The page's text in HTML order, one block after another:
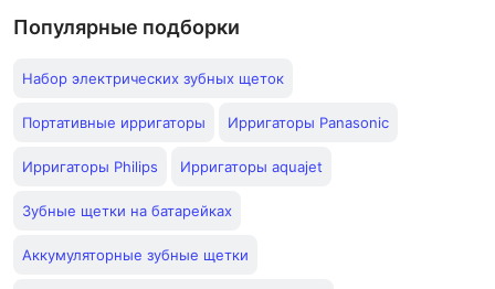
Популярные подборки
Набор электрических зубных щеток
Портативные ирригаторы Ирригаторы Panasonic
Ирригаторы Philips Ирригаторы aquajet
Зубные щетки на батарейках
Аккумуляторные зубные щетки